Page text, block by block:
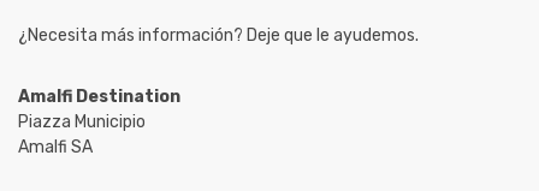
¿Necesita más información? Deje que le ayudemos.
Amalfi Destination
Piazza Municipio
Amalfi SA